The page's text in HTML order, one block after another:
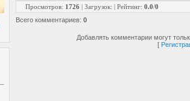
Просмотров: 1726 | Загрузок: | Рейтинг: 0.0/0
Всего комментариев: 0
Добавлять комментарии могут
[